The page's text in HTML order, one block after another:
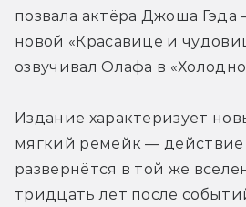
позвала актёра Джоша
новой «Красавице и
озвучивал Олафа в
Издание характеризует
мягкий ремейк —
развернётся в той же
тридцать лет после